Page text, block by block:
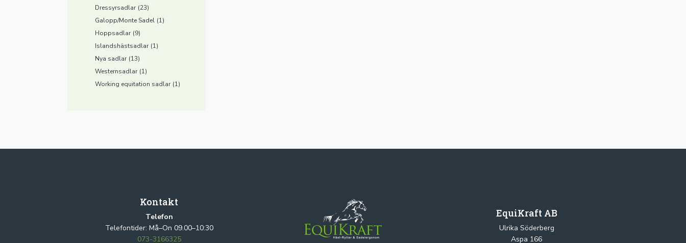
Dressyrsadlar (23)
Galopp/Monte Sadel (1)
Hoppsadlar (9)
Islandshästsadlar (1)
Nya sadlar (13)
Westernsadlar (1)
Working equitation sadlar (1)
Kontakt
Telefon
Telefontider: Må–On 09.00–10:30
073-3166325
EquiKraft AB
Ulrika Söderberg
Aspa 166